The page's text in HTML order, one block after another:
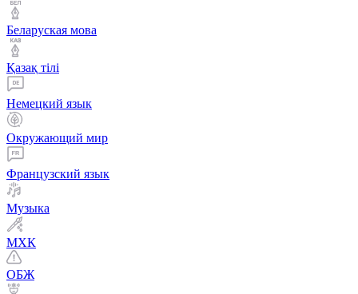
Беларуская мова
Қазақ тiлi
Немецкий язык
Окружающий мир
Французский язык
Музыка
МХК
ОБЖ